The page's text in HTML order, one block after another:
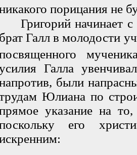
порицания не
Григорий начинает с
брат Галл в молодости
Галла
были
Юлиана по
указание на
его